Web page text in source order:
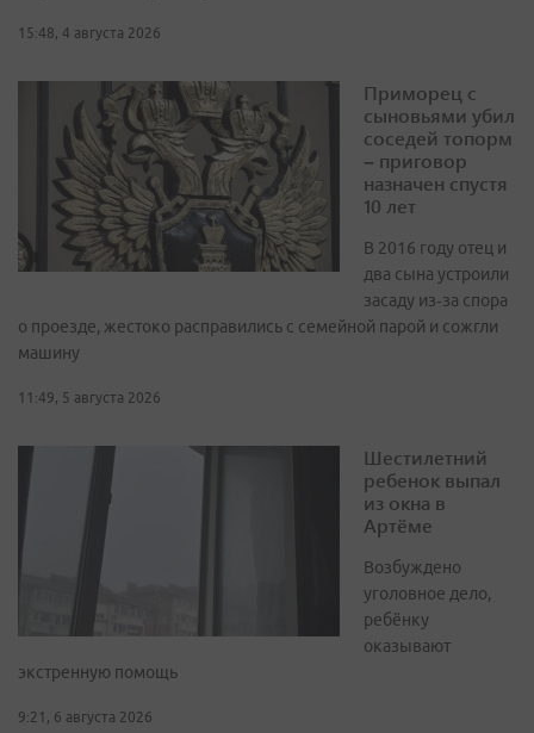
15:48, 4 августа 2026
Приморец с
сыновьями убил
соседей топорм
– приговор
назначен спустя
10 лет
В 2016 году отец и
два сына устроили
засаду из‑за спора
о проезде, жестоко расправились с семейной парой и сожгли
машину
11:49, 5 августа 2026
Шестилетний
ребенок выпал
из окна в
Артёме
Возбуждено
уголовное дело,
ребёнку
оказывают
экстренную помощь
9:21, 6 августа 2026